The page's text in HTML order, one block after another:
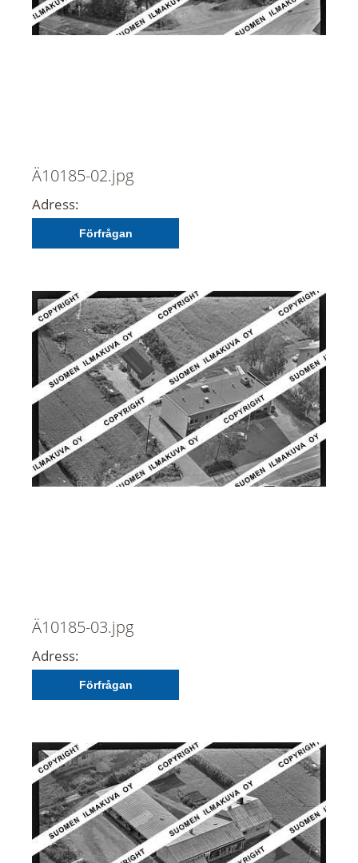
Ä10185-02.jpg
Adress:
Förfrågan
Ä10185-03.jpg
Adress:
Förfrågan